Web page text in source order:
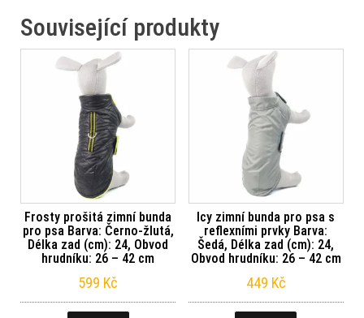
Související produkty
Frosty prošitá zimní bunda
pro psa Barva: Černo-žlutá,
Délka zad (cm): 24, Obvod
hrudníku: 26 – 42 cm
599 Kč
Icy zimní bunda pro psa s
reflexními prvky Barva:
Šedá, Délka zad (cm): 24,
Obvod hrudníku: 26 – 42 cm
449 Kč